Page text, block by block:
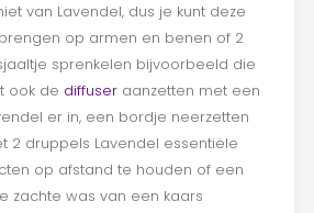
van Lavendel, dus je kunt deze
op armen en benen of 2
sprenkelen bijvoorbeeld die
ook de diffuseraanzetten met een
er in, een bordje neerzetten
2 druppels Lavendel essentiële
op afstand te houden of een
zachte was van een kaars